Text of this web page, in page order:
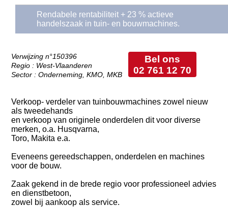
Rendabele rentabiliteit + 23 % actieve
handelszaak in tuin- en bouwmachines.
Bel ons
02 761 12 70
Verwijzing n°150396
Regio : West-Vlaanderen
Sector : Onderneming, KMO, MKB
Verkoop- verdeler van tuinbouwmachines zowel nieuw
als tweedehands
en verkoop van originele onderdelen dit voor diverse
merken, o.a. Husqvarna,
Toro, Makita e.a.
Eveneens gereedschappen, onderdelen en machines
voor de bouw.
Zaak gekend in de brede regio voor professioneel advies
en dienstbetoon,
zowel bij aankoop als service.